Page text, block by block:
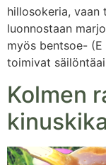
hillosokeria, vaan
luonnostaan
myös bentsoe-
toimivat
Kolmen